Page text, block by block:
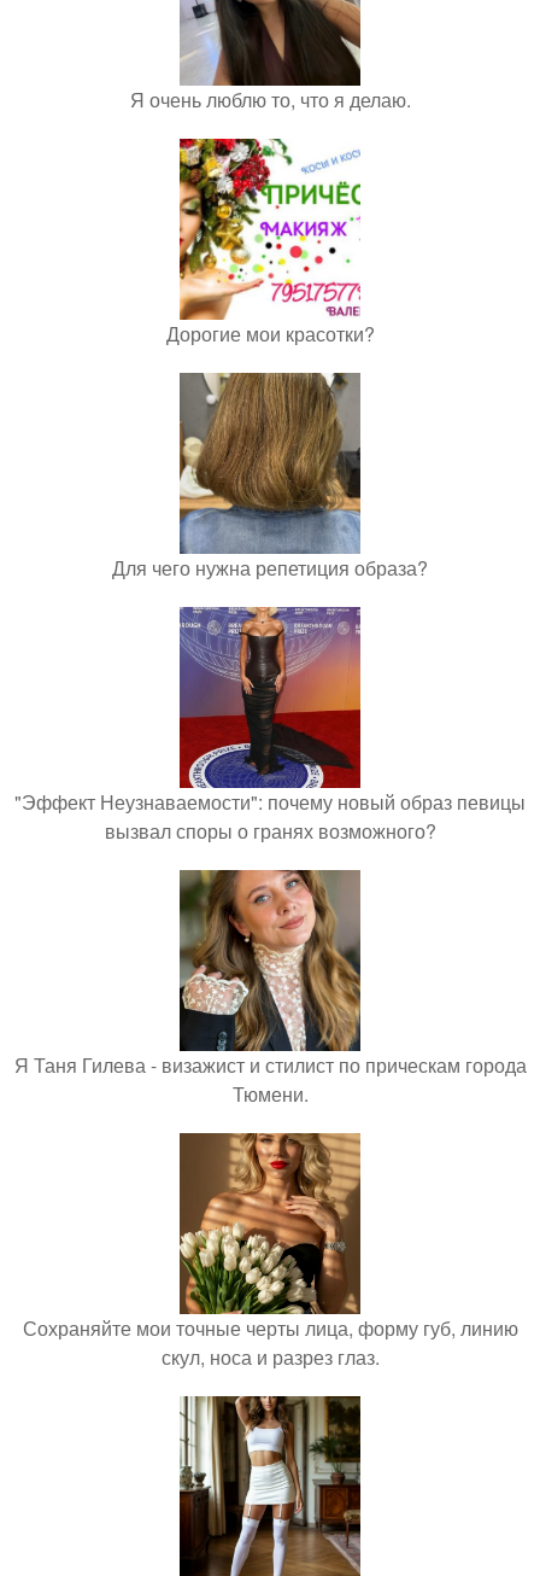
Я очень люблю то, что я делаю.
Дорогие мои красотки?
Для чего нужна репетиция образа?
"Эффект Неузнаваемости": почему новый образ певицы
вызвал споры о гранях возможного?
Я Таня Гилева - визажист и стилист по прическам города
Тюмени.
Сохраняйте мои точные черты лица, форму губ, линию
скул, носа и разрез глаз.